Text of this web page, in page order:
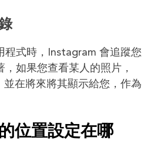
程式時，Instagram 會追蹤您
如果您查看某人的照片，
並在將來將其顯示給您，作為
位置設定在哪